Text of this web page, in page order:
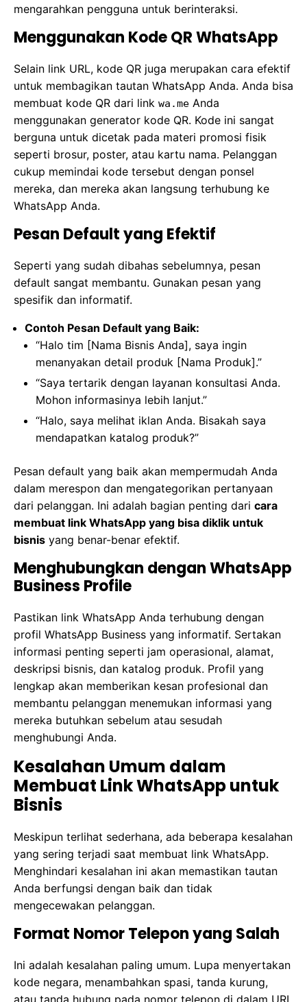
mengarahkan pengguna untuk berinteraksi.
Menggunakan Kode QR WhatsApp
Selain link URL, kode QR juga merupakan cara efektif
untuk membagikan tautan WhatsApp Anda. Anda bisa
membuat kode QR dari link wa.me Anda
menggunakan generator kode QR. Kode ini sangat
berguna untuk dicetak pada materi promosi fisik
seperti brosur, poster, atau kartu nama. Pelanggan
cukup memindai kode tersebut dengan ponsel
mereka, dan mereka akan langsung terhubung ke
WhatsApp Anda.
Pesan Default yang Efektif
Seperti yang sudah dibahas sebelumnya, pesan
default sangat membantu. Gunakan pesan yang
spesifik dan informatif.
Contoh Pesan Default yang Baik:
“Halo tim [Nama Bisnis Anda], saya ingin
menanyakan detail produk [Nama Produk].”
“Saya tertarik dengan layanan konsultasi Anda.
Mohon informasinya lebih lanjut.”
“Halo, saya melihat iklan Anda. Bisakah saya
mendapatkan katalog produk?”
Pesan default yang baik akan mempermudah Anda
dalam merespon dan mengategorikan pertanyaan
dari pelanggan. Ini adalah bagian penting dari cara
membuat link WhatsApp yang bisa diklik untuk
bisnis yang benar-benar efektif.
Menghubungkan dengan WhatsApp
Business Profile
Pastikan link WhatsApp Anda terhubung dengan
profil WhatsApp Business yang informatif. Sertakan
informasi penting seperti jam operasional, alamat,
deskripsi bisnis, dan katalog produk. Profil yang
lengkap akan memberikan kesan profesional dan
membantu pelanggan menemukan informasi yang
mereka butuhkan sebelum atau sesudah
menghubungi Anda.
Kesalahan Umum dalam
Membuat Link WhatsApp untuk
Bisnis
Meskipun terlihat sederhana, ada beberapa kesalahan
yang sering terjadi saat membuat link WhatsApp.
Menghindari kesalahan ini akan memastikan tautan
Anda berfungsi dengan baik dan tidak
mengecewakan pelanggan.
Format Nomor Telepon yang Salah
Ini adalah kesalahan paling umum. Lupa menyertakan
kode negara, menambahkan spasi, tanda kurung,